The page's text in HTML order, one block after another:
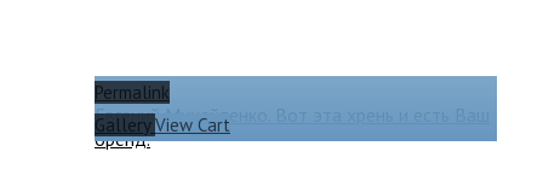
Permalink
GalleryView Cart
Евгений Михайленко. Вот эта хрень и есть Ваш
бренд.